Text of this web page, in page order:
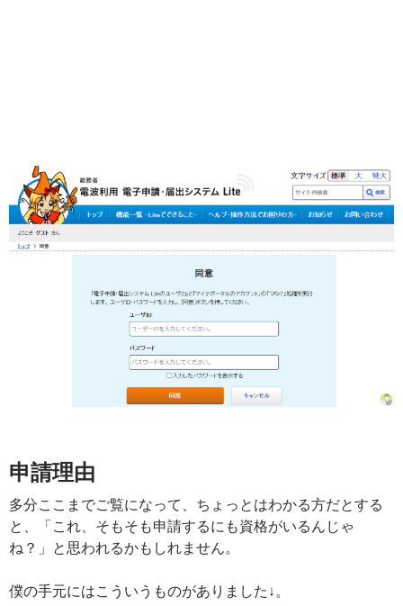
申請理由
多分ここまでご覧になって、ちょっとはわかる方だとする
と、「これ、そもそも申請するにも資格がいるんじゃ
ね？」と思われるかもしれません。
僕の手元にはこういうものがありました↓。